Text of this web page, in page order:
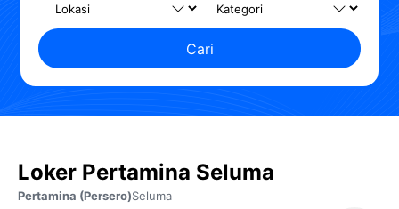
Cari
Loker Pertamina Seluma
Pertamina (Persero)Seluma